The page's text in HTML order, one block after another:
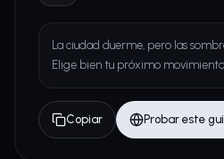
La ciudad duerme, pero las
Elige bien tu próximo
Copiar Probar este